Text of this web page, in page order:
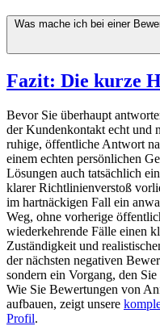
Was mache ich bei einer
Fazit: Die kurze
Bevor Sie überhaupt
der Kundenkontakt echt und
ruhige, öffentliche Antwort
einem echten persönlichen
Lösungen auch tatsächlich
klarer Richtlinienverstoß
im hartnäckigen Fall ein
Weg, ohne vorherige
wiederkehrende Fälle einen
Zuständigkeit und
der nächsten negativen
sondern ein Vorgang, den
Wie Sie Bewertungen von
aufbauen, zeigt unsere
Profil.